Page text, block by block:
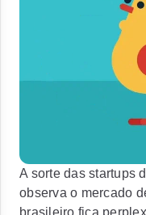
A sorte das startups
observa o mercado
brasileiro fica